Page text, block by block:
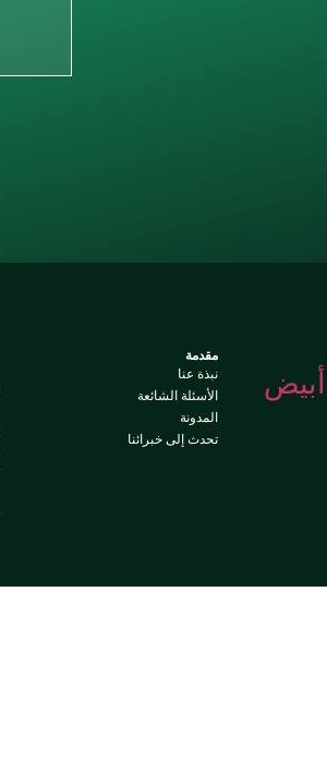
مقدمة
نبذة عنا
الأسئلة الشائعة
المدونة
تحدث إلى خبرائنا